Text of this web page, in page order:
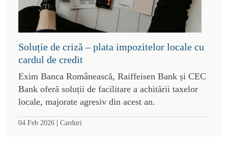
Soluție de criză – plata impozitelor locale cu
cardul de credit
Exim Banca Românească, Raiffeisen Bank și CEC
Bank oferă soluții de facilitare a achitării taxelor
locale, majorate agresiv din acest an.
04 Feb 2026 | Carduri